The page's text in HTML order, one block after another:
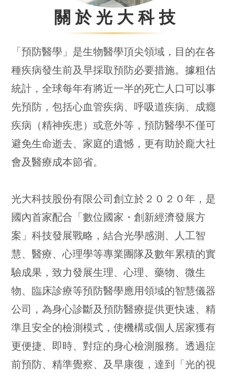
關 於 光 大 科 技
「預防醫學 」 是生物醫學頂尖領域 ， 目的在各
種疾病發生前及早採取預防必要措施。據粗估
統計 ，全球每年有將近一半的死亡人口可以事
先預防 ，包括心血管疾病、 呼吸道疾病、 成癮
疾病 （精神疾患 ）或意外等 ，預防醫學不僅可
避免生命逝去、 家庭的遺憾 ， 更有助於龐大社
會及醫療成本節省。
光大科技股份有限公司創立於２０２０年 ， 是
國內首家配合 「數位國家・創新經濟發展方
案 」科技發展戰略 ，結合光學感測 、
人工智
慧、醫療、心理學等專業團隊及數年累積的實
驗成果 ，致力發展生理、心理、藥物、微生
物、 臨床診療等預防醫學應用領域的智慧儀器
公司
，為身心診斷及預防醫療提供更快速、精
準且安全的檢測模式 ，使機構或個人居家獲有
更便捷、 即時、對症的身心檢測服務。透過症
前預防、精準覺察、 及早康復 ，達到 「光的視